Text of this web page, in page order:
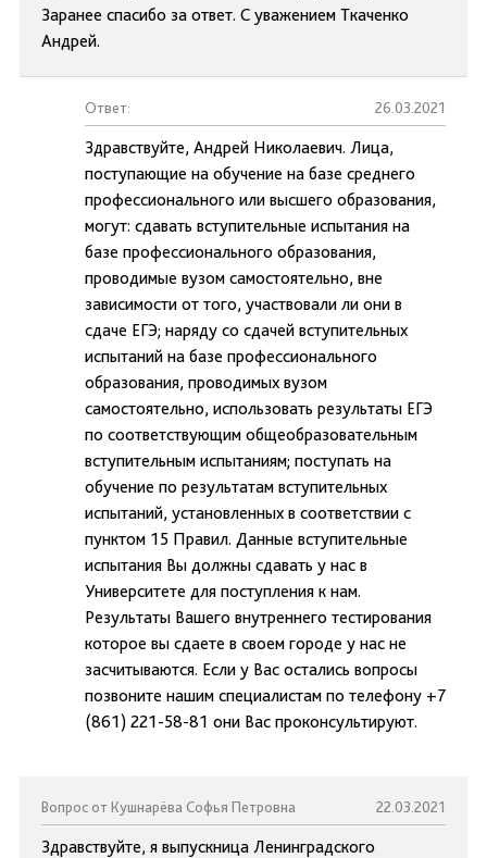
Заранее спасибо за ответ. С уважением Ткаченко
Андрей.
Ответ: 26.03.2021
Здравствуйте, Андрей Николаевич. Лица,
поступающие на обучение на базе среднего
профессионального или высшего образования,
могут: сдавать вступительные испытания на
базе профессионального образования,
проводимые вузом самостоятельно, вне
зависимости от того, участвовали ли они в
сдаче ЕГЭ; наряду со сдачей вступительных
испытаний на базе профессионального
образования, проводимых вузом
самостоятельно, использовать результаты ЕГЭ
по соответствующим общеобразовательным
вступительным испытаниям; поступать на
обучение по результатам вступительных
испытаний, установленных в соответствии с
пунктом 15 Правил. Данные вступительные
испытания Вы должны сдавать у нас в
Университете для поступления к нам.
Результаты Вашего внутреннего тестирования
которое вы сдаете в своем городе у нас не
засчитываются. Если у Вас остались вопросы
позвоните нашим специалистам по телефону +7
(861) 221-58-81 они Вас проконсультируют.
Вопрос от Кушнарёва Софья Петровна 22.03.2021
Здравствуйте, я выпускница Ленинградского